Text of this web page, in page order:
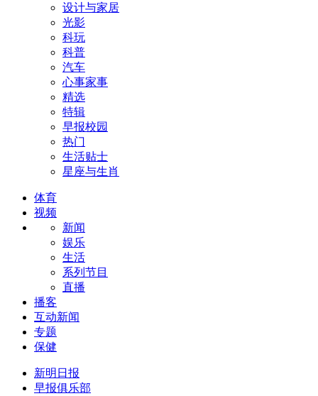
设计与家居
光影
科玩
科普
汽车
心事家事
精选
特辑
早报校园
热门
生活贴士
星座与生肖
体育
视频
新闻
娱乐
生活
系列节目
直播
播客
互动新闻
专题
保健
新明日报
早报俱乐部